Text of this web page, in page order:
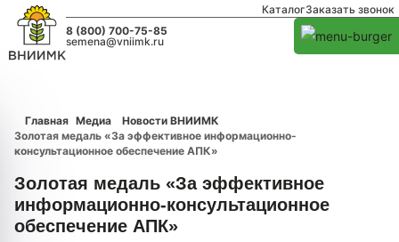
КаталогЗаказать звонок
8 (800) 700-75-85
semena@vniimk.ru
Главная Медиа
Новости ВНИИМК
Золотая медаль «За эффективное информационно-
консультационное обеспечение АПК»
Золотая медаль «За эффективное
информационно-консультационное
обеспечение АПК»